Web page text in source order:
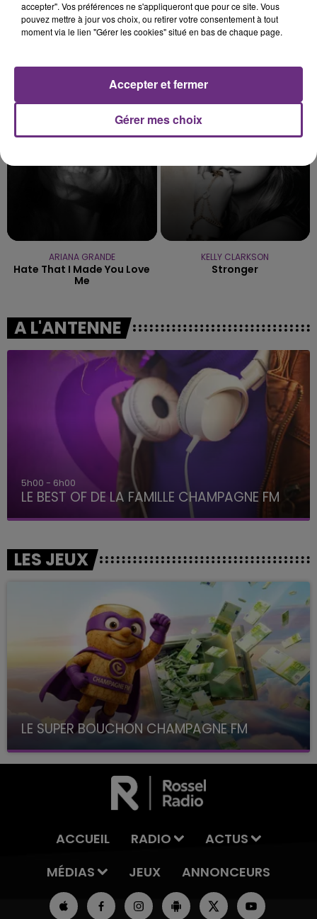
The Time Of My Life
KIMBEROSE
Nos Plus Belles Annees
ARIANA GRANDE
Hate That I Made You Love
Me
KELLY CLARKSON
Stronger
A L'ANTENNE
5h00 - 6h00
LE BEST OF DE LA FAMILLE CHAMPAGNE FM
LES JEUX
LE SUPER BOUCHON CHAMPAGNE FM
avec La Famille Champagne FM, à 8H10
ACCUEIL RADIO
ACTUS
MÉDIAS
JEUX ANNONCEURS
accepter". Vos préférences ne s'appliqueront que pour ce site. Vous
pouvez mettre à jour vos choix, ou retirer votre consentement à tout
moment via le lien "Gérer les cookies" situé en bas de chaque page.
Gérer mes choix
Accepter et fermer